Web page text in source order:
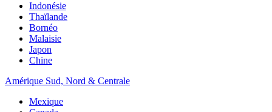
Indonésie
Thaïlande
Bornéo
Malaisie
Japon
Chine
Amérique Sud, Nord & Centrale
Mexique